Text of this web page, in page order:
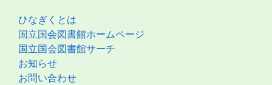
ひなぎくとは
国立国会図書館ホームページ
国立国会図書館サーチ
お知らせ
お問い合わせ